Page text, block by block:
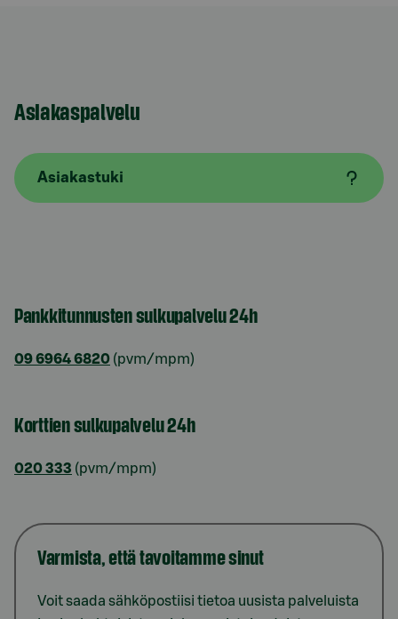
Asiakaspalvelu
Asiakastuki
Pankkitunnusten sulkupalvelu 24h
09 6964 6820 (pvm/mpm)
Korttien sulkupalvelu 24h
020 333 (pvm/mpm)
Varmista, että tavoitamme sinut
Voit saada sähköpostiisi tietoa uusista palveluista